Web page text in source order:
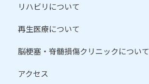
リハビリについて
再生医療について
脳梗塞・脊髄損傷クリニックについて
アクセス